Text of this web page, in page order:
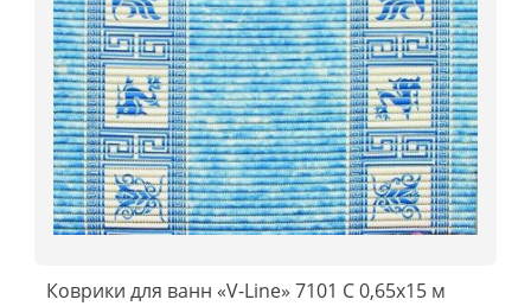
Коврики для ванн «V-Line» 7101 C 0,65x15 м